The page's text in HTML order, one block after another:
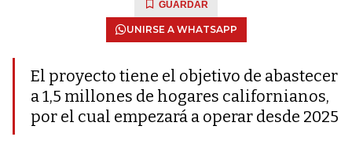
GUARDAR
UNIRSE A WHATSAPP
El proyecto tiene el objetivo de abastecer
a 1,5 millones de hogares californianos,
por el cual empezará a operar desde 2025